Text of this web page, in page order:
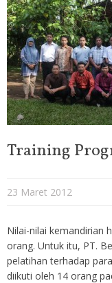
Training
23 Maret 2012
Nilai-nilai kemandirian
orang. Untuk itu, PT.
pelatihan terhadap
diikuti oleh 14 orang